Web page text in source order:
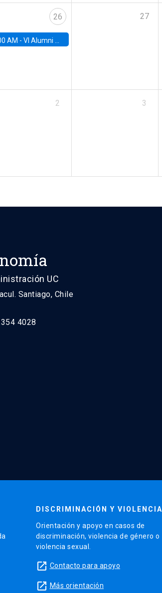
26
AM -VI Alumni Workshop
27
2 3
UC
Santiago, Chile
4028
DISCRIMINACIÓN Y VIOLENCIA
Orientación y apoyo en casos de
discriminación, violencia de género o
violencia sexual.
launch Contacto para apoyo
launch Más orientación